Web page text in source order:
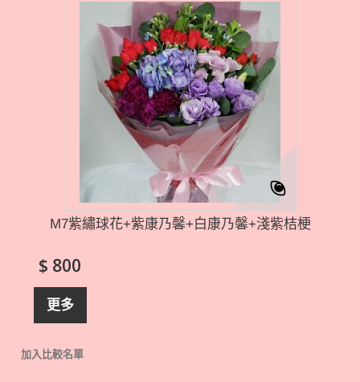
M7紫繡球花+紫康乃馨+白康乃馨+淺紫桔梗
$ 800
更多
加入比較名單